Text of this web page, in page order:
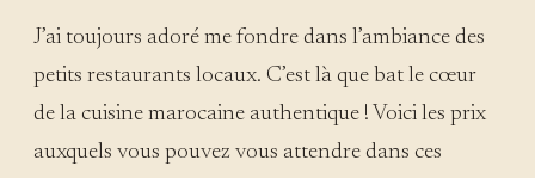
J’ai toujours adoré me fondre dans l’ambiance des
petits restaurants locaux. C’est là que bat le cœur
de la cuisine marocaine authentique ! Voici les prix
auxquels vous pouvez vous attendre dans ces